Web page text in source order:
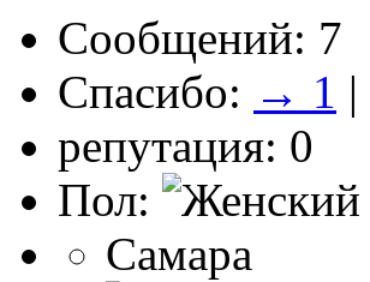
Сообщений: 7
Спасибо: → 1 |
репутация: 0
Пол:
Самара